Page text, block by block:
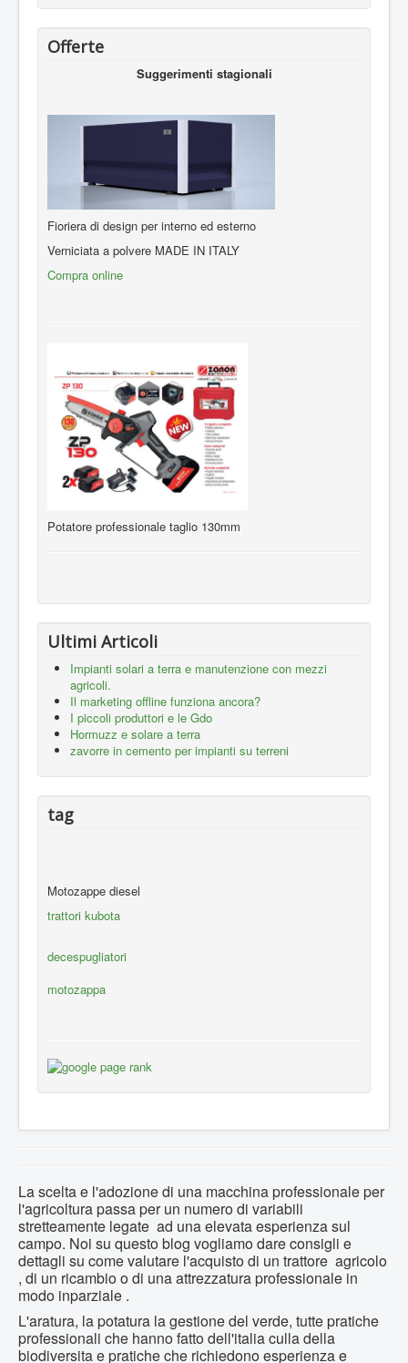
Offerte
Suggerimenti stagionali
Fioriera di design per interno ed esterno
Verniciata a polvere MADE IN ITALY
Compra online
Potatore professionale taglio 130mm
Ultimi Articoli
Impianti solari a terra e manutenzione con mezzi
agricoli.
Il marketing offline funziona ancora?
I piccoli produttori e le Gdo
Hormuzz e solare a terra
zavorre in cemento per impianti su terreni
tag
Motozappe diesel
trattori kubota
decespugliatori
motozappa
La scelta e l'adozione di una macchina professionale per
l'agricoltura passa per un numero di variabili
stretteamente legate ad una elevata esperienza sul
campo. Noi su questo blog vogliamo dare consigli e
dettagli su come valutare l'acquisto di un trattore agricolo
, di un ricambio o di una attrezzatura professionale in
modo inparziale .
L'aratura, la potatura la gestione del verde, tutte pratiche
professionali che hanno fatto dell'italia culla della
biodiversita e pratiche che richiedono esperienza e